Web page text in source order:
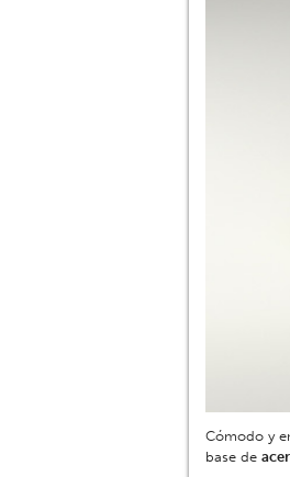
Cómodo y
base de